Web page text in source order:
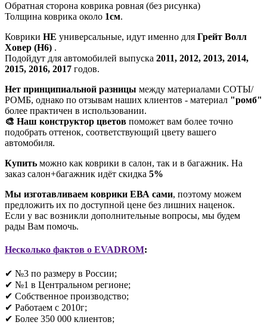
Обратная сторона коврика ровная (без рисунка)
Толщина коврика около 1см.
Коврики НЕ универсальные, идут именно для Грейт Волл
Ховер (H6) .
Подойдут для автомобилей выпуска 2011, 2012, 2013, 2014,
2015, 2016, 2017 годов.
Нет принципиальной разницы между материалами СОТЫ/
РОМБ, однако по отзывам наших клиентов - материал "ромб"
более практичен в использовании.
🎨 Наш конструктор цветов поможет вам более точно
подобрать оттенок, соответствующий цвету вашего
автомобиля.
Купить можно как коврики в салон, так и в багажник. На
заказ салон+багажник идёт скидка 5%
Мы изготавливаем коврики ЕВА сами, поэтому можем
предложить их по доступной цене без лишних наценок.
Если у вас возникли дополнительные вопросы, мы будем
рады Вам помочь.
Несколько фактов о EVADROM:
✔ №3 по размеру в России;
✔ №1 в Центральном регионе;
✔ Собственное производство;
✔ Работаем с 2010г;
✔ Более 350 000 клиентов;​